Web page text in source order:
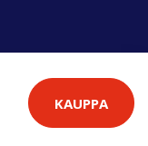
KAUPPA